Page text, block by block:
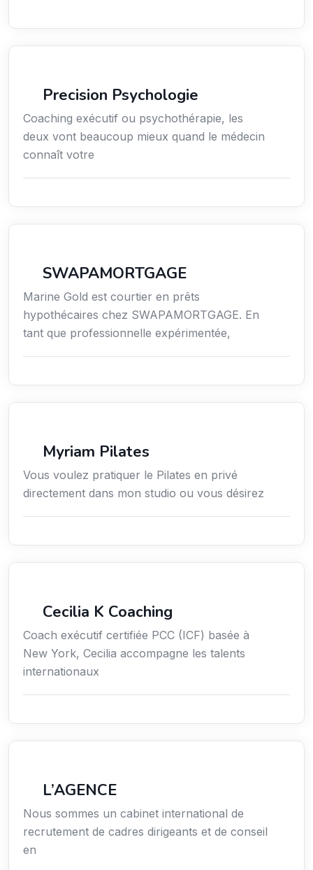
Precision Psychologie
Coaching exécutif ou psychothérapie, les
deux vont beaucoup mieux quand le médecin
connaît votre
SWAPAMORTGAGE
Marine Gold est courtier en prêts
hypothécaires chez SWAPAMORTGAGE. En
tant que professionnelle expérimentée,
Myriam Pilates
Vous voulez pratiquer le Pilates en privé
directement dans mon studio ou vous désirez
Cecilia K Coaching
Coach exécutif certifiée PCC (ICF) basée à
New York, Cecilia accompagne les talents
internationaux
L’AGENCE
Nous sommes un cabinet international de
recrutement de cadres dirigeants et de conseil
en